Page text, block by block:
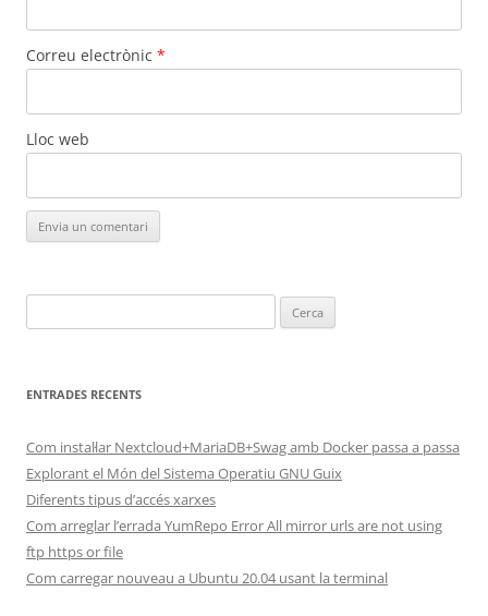
Correu electrònic *
Lloc web
ENTRADES RECENTS
Com instal·lar Nextcloud+MariaDB+Swag amb Docker passa a passa
Explorant el Món del Sistema Operatiu GNU Guix
Diferents tipus d’accés xarxes
Com arreglar l’errada YumRepo Error All mirror urls are not using
ftp https or file
Com carregar nouveau a Ubuntu 20.04 usant la terminal